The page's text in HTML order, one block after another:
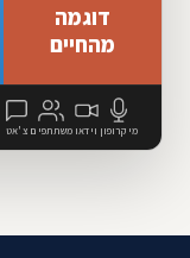
דוגמה
מהחיים
מיקרופון וידאו משתתפים צ'אט